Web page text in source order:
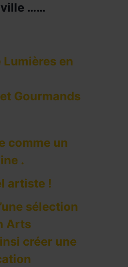
Réservez !
……
en
Gourmands
comme un
.
artiste !
sélection
Arts
créer une